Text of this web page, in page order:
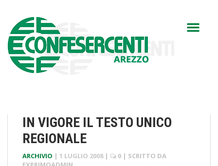
IN VIGORE IL TESTO UNICO
REGIONALE
ARCHIVIO | 1 LUGLIO 2008 | 0 | SCRITTO DA